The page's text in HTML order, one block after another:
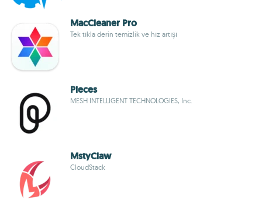
MacCleaner Pro
Tek tıkla derin temizlik ve hız artışı
Pieces
MESH INTELLIGENT TECHNOLOGIES, Inc.
MstyClaw
CloudStack